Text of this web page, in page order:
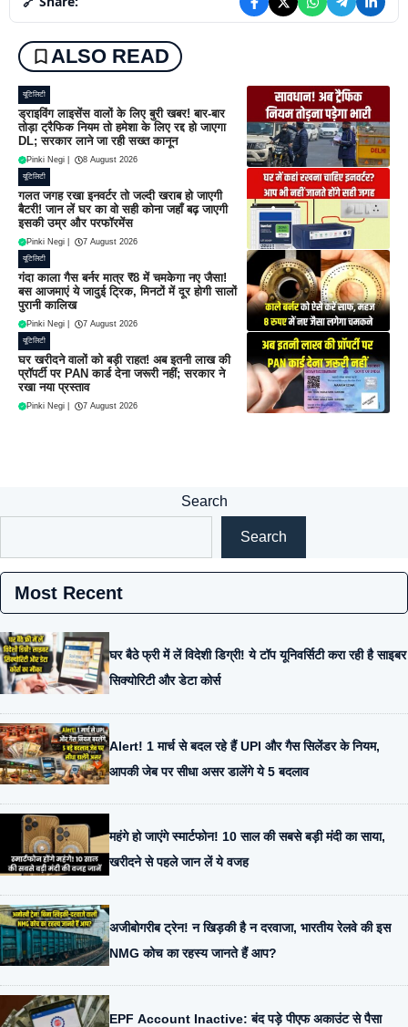
ALSO READ
यूटिलिटी
ड्राइविंग लाइसेंस वालों के लिए बुरी खबर! बार-बार
तोड़ा ट्रैफिक नियम तो हमेशा के लिए रद्द हो जाएगा
DL; सरकार लाने जा रही सख्त कानून
Pinki Negi 8 August 2026
यूटिलिटी
गलत जगह रखा इनवर्टर तो जल्दी खराब हो जाएगी
बैटरी! जान लें घर का वो सही कोना जहाँ बढ़ जाएगी
इसकी उम्र और परफॉरमेंस
Pinki Negi 7 August 2026
यूटिलिटी
गंदा काला गैस बर्नर मात्र ₹8 में चमकेगा नए जैसा!
बस आजमाएं ये जादुई ट्रिक, मिनटों में दूर होगी सालों
पुरानी कालिख
Pinki Negi 7 August 2026
यूटिलिटी
घर खरीदने वालों को बड़ी राहत! अब इतनी लाख की
प्रॉपर्टी पर PAN कार्ड देना जरूरी नहीं; सरकार ने
रखा नया प्रस्ताव
Pinki Negi 7 August 2026
Search
Search
Most Recent
घर बैठे फ्री में लें विदेशी डिग्री! ये टॉप यूनिवर्सिटी करा रही है साइबर
सिक्योरिटी और डेटा कोर्स
Alert! 1 मार्च से बदल रहे हैं UPI और गैस सिलेंडर के नियम,
आपकी जेब पर सीधा असर डालेंगे ये 5 बदलाव
महंगे हो जाएंगे स्मार्टफोन! 10 साल की सबसे बड़ी मंदी का साया,
खरीदने से पहले जान लें ये वजह
अजीबोगरीब ट्रेन! न खिड़की है न दरवाजा, भारतीय रेलवे की इस
NMG कोच का रहस्य जानते हैं आप?
EPF Account Inactive: बंद पड़े पीएफ अकाउंट से पैसा